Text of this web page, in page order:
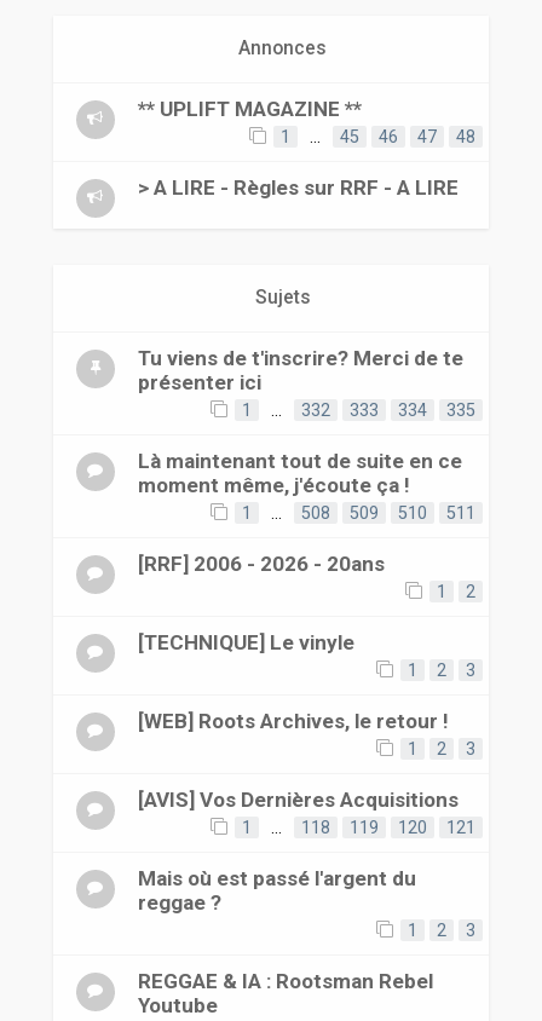
Annonces
** UPLIFT MAGAZINE **
1 45 46 47 48
> A LIRE - Règles sur RRF - A LIRE
Sujets
Tu viens de t'inscrire? Merci de te
présenter ici
1 332 333 334 335
Là maintenant tout de suite en ce
moment même, j'écoute ça !
1 508 509 510 511
[RRF] 2006 - 2026 - 20ans
1 2
[TECHNIQUE] Le vinyle
1 2 3
[WEB] Roots Archives, le retour !
1 2 3
[AVIS] Vos Dernières Acquisitions
1 118 119 120 121
Mais où est passé l'argent du
reggae ?
1 2 3
REGGAE & IA : Rootsman Rebel
Youtube